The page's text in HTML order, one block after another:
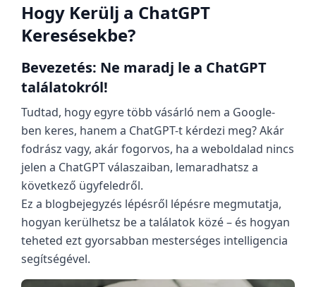
Hogy Kerülj a ChatGPT
Keresésekbe?
Bevezetés: Ne maradj le a ChatGPT
találatokról!
Tudtad, hogy egyre több vásárló nem a Google-
ben keres, hanem a ChatGPT-t kérdezi meg? Akár
fodrász vagy, akár fogorvos, ha a weboldalad nincs
jelen a ChatGPT válaszaiban, lemaradhatsz a
következő ügyfeledről.
Ez a blogbejegyzés lépésről lépésre megmutatja,
hogyan kerülhetsz be a találatok közé – és hogyan
teheted ezt gyorsabban mesterséges intelligencia
segítségével.